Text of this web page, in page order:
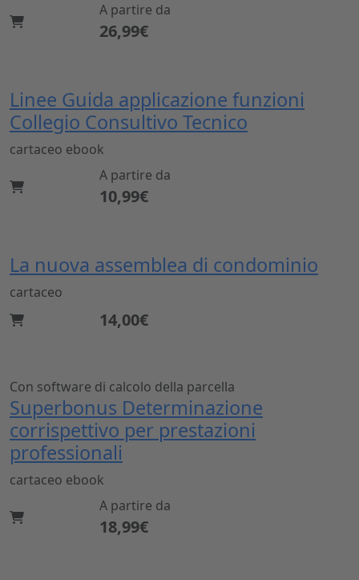
A partire da
26,99€
Linee Guida applicazione funzioni
Collegio Consultivo Tecnico
cartaceo ebook
A partire da
10,99€
La nuova assemblea di condominio
cartaceo
14,00€
Con software di calcolo della parcella
Superbonus Determinazione
corrispettivo per prestazioni
professionali
cartaceo ebook
A partire da
18,99€